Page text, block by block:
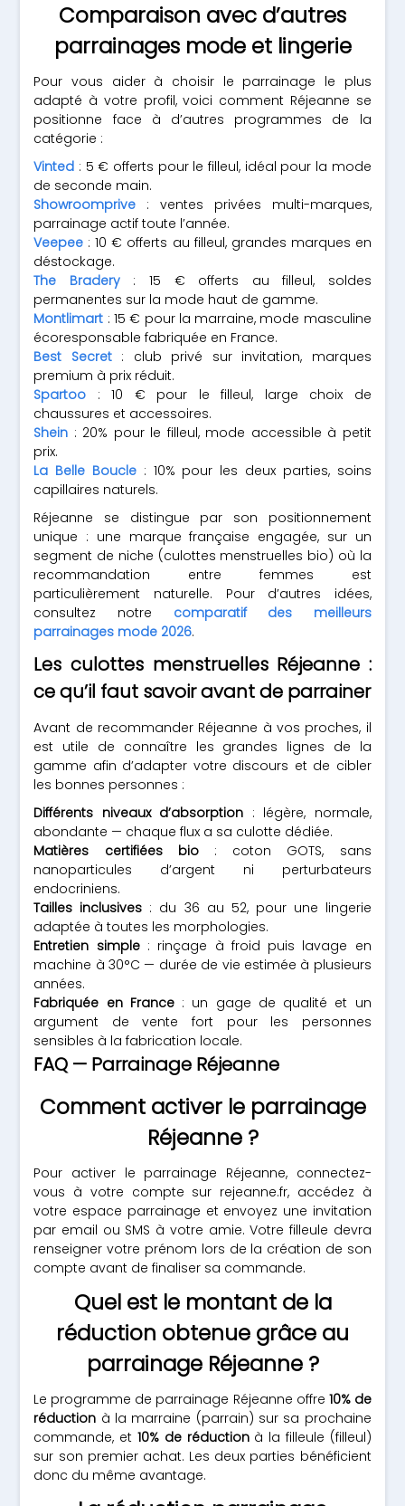
Comparaison avec d’autres
parrainages mode et lingerie
Pour vous aider à choisir le parrainage le plus
adapté à votre profil, voici comment Réjeanne se
positionne face à d’autres programmes de la
catégorie :
Vinted : 5 € offerts pour le filleul, idéal pour la mode
de seconde main.
Showroomprive : ventes privées multi-marques,
parrainage actif toute l’année.
Veepee : 10 € offerts au filleul, grandes marques en
déstockage.
The Bradery: 15 € offerts au filleul, soldes
permanentes sur la mode haut de gamme.
Montlimart : 15 € pour la marraine, mode masculine
écoresponsable fabriquée en France.
Best Secret: club privé sur invitation, marques
premium à prix réduit.
Spartoo : 10 € pour le filleul, large choix de
chaussures et accessoires.
Shein : 20% pour le filleul, mode accessible à petit
prix.
La Belle Boucle : 10% pour les deux parties, soins
capillaires naturels.
Réjeanne se distingue par son positionnement
unique : une marque française engagée, sur un
segment de niche (culottes menstruelles bio) où la
recommandation entre femmes est
particulièrement naturelle. Pour d’autres idées,
consultez notre comparatif des meilleurs
parrainages mode 2026.
Les culottes menstruelles Réjeanne :
ce qu’il faut savoir avant de parrainer
Avant de recommander Réjeanne à vos proches, il
est utile de connaître les grandes lignes de la
gamme afin d’adapter votre discours et de cibler
les bonnes personnes :
Différents niveaux d’absorption : légère, normale,
abondante — chaque flux a sa culotte dédiée.
Matières certifiées bio: coton GOTS, sans
nanoparticules d’argent ni perturbateurs
endocriniens.
Tailles inclusives : du 36 au 52, pour une lingerie
adaptée à toutes les morphologies.
Entretien simple: rinçage à froid puis lavage en
machine à 30°C — durée de vie estimée à plusieurs
années.
Fabriquée en France: un gage de qualité et un
argument de vente fort pour les personnes
sensibles à la fabrication locale.
FAQ — Parrainage Réjeanne
Comment activer le parrainage
Réjeanne ?
Pour activer le parrainage Réjeanne, connectez-
vous à votre compte sur rejeanne.fr, accédez à
votre espace parrainage et envoyez une invitation
par email ou SMS à votre amie. Votre filleule devra
renseigner votre prénom lors de la création de son
compte avant de finaliser sa commande.
Quel est le montant de la
réduction obtenue grâce au
parrainage Réjeanne ?
Le programme de parrainage Réjeanne offre 10% de
réduction à la marraine (parrain) sur sa prochaine
commande, et 10% de réductionà la filleule (filleul)
sur son premier achat. Les deux parties bénéficient
donc du même avantage.